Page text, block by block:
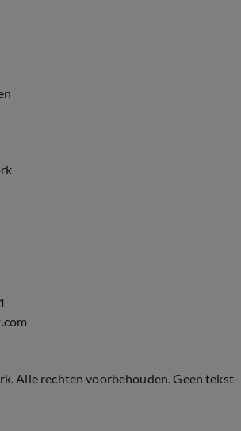
Alle rechten voorbehouden. Geen tekst-